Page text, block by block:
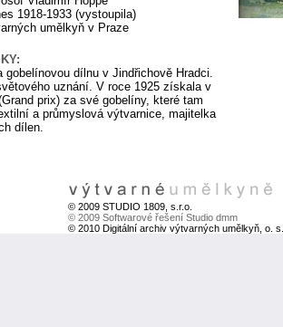
1918-1933 (vystoupila)
umělkyň v Praze
gobelínovou dílnu v Jindřichově Hradci.
uznání. V roce 1925 získala v
prix) za své gobelíny, které tam
a průmyslová výtvarnice, majitelka
dílen.
© 2009 STUDIO 1809, s.r.o.
© 2009 Softwarové řešení Studio dmm
© 2010 Digitální archiv výtvarných umělkyň, o. s.